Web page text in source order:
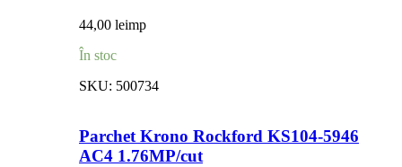
44,00 leimp
În stoc
SKU: 500734
Parchet Krono Rockford KS104-5946
AC4 1.76MP/cut